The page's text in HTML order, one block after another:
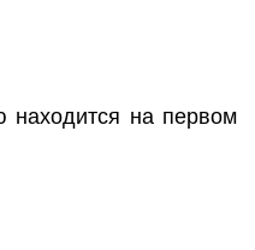
находится на первом